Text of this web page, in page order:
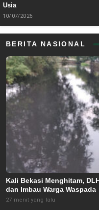
Usia
10/07/2026
BERITA NASIONAL
Kali Bekasi Menghitam,
dan Imbau Warga Waspada
27 menit yang lalu